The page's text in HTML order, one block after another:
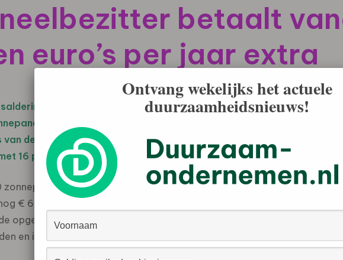
betaalt
euro’s per jaar extra
per 1 januari 2027 stijgt de energierekening van een
met € 170 tot € 400 per jaar. Dat blijkt uit berekeningen van
de actuele marktstand. De stroomkosten stijgen met meer dan €
16 panelen en een hoger stroomverbruik.
een opwek van 3.650 kWh per jaar en een zelfverbruik van
€ 651 per jaar op. In 2027 is dat nog ongeveer € 342: bijna een
opgewekte zonnestroom dat direct in huis wordt gebruikt. Die stroom
en is daardoor in 2027 aanzienlijk meer waard dan stroom die wordt
Ontvang wekelijks het actuele
duurzaamheidsnieuws!